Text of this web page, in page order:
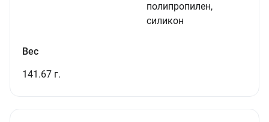
полипропилен,
силикон
Вес
141.67 г.